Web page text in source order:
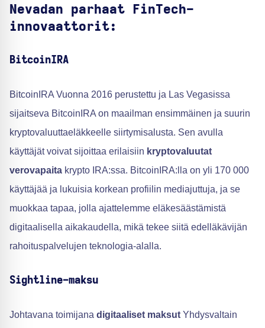
Nevadan parhaat FinTech-
innovaattorit:
BitcoinIRA
BitcoinIRA Vuonna 2016 perustettu ja Las Vegasissa
sijaitseva BitcoinIRA on maailman ensimmäinen ja suurin
kryptovaluuttaeläkkeelle siirtymisalusta. Sen avulla
käyttäjät voivat sijoittaa erilaisiin kryptovaluutat
verovapaita krypto IRA:ssa. BitcoinIRA:lla on yli 170 000
käyttäjää ja lukuisia korkean profiilin mediajuttuja, ja se
muokkaa tapaa, jolla ajattelemme eläkesäästämistä
digitaalisella aikakaudella, mikä tekee siitä edelläkävijän
rahoituspalvelujen teknologia-alalla.
Sightline-maksu
Johtavana toimijana digitaaliset maksut Yhdysvaltain